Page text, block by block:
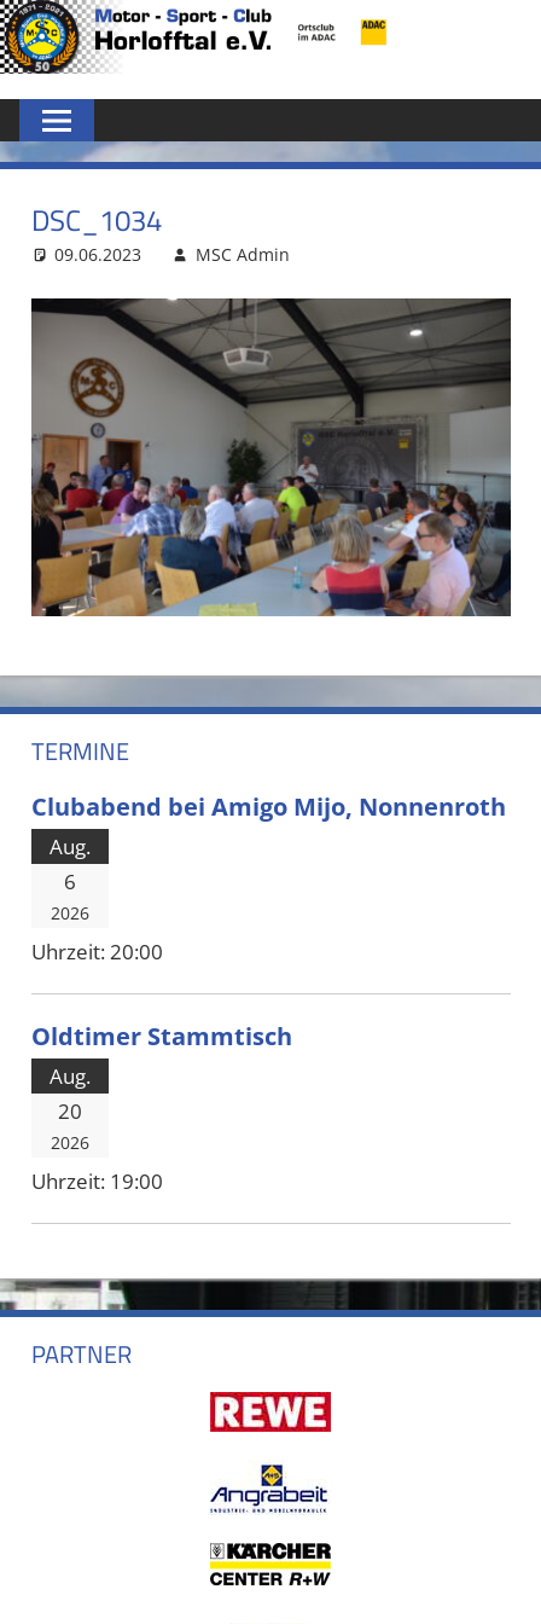
Zum
Inhalt
MSC
HORLOFFTAL
E.V.
DSC_1034
09.06.2023 MSC Admin
TERMINE
Clubabend bei Amigo Mijo, Nonnenroth
Aug.
6
2026
Uhrzeit: 20:00
Oldtimer Stammtisch
Aug.
20
2026
Uhrzeit: 19:00
PARTNER